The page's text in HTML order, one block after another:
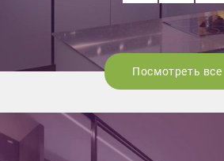
Посмотреть все